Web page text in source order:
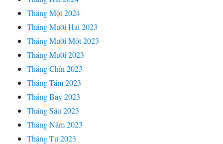
Tháng Một 2024
Tháng Mười Hai 2023
Tháng Mười Một 2023
Tháng Mười 2023
Tháng Chín 2023
Tháng Tám 2023
Tháng Bảy 2023
Tháng Sáu 2023
Tháng Năm 2023
Tháng Tư 2023